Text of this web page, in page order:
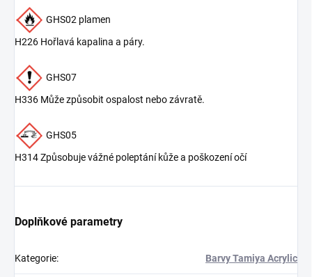
GHS02 plamen
H226 Hořlavá kapalina a páry.
GHS07
H336 Může způsobit ospalost nebo závratě.
GHS05
H314 Způsobuje vážné poleptání kůže a poškození očí
Doplňkové parametry
Kategorie: Barvy Tamiya Acrylic